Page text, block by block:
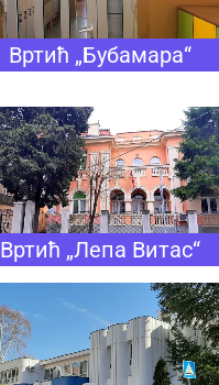
Вртић „Бубамара“
Вртић „Лепа Витас“